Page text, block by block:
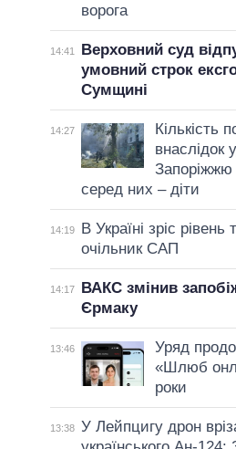
ворога
14:41
Верховний суд
умовний строк
Сумщині
14:27
Кількість
внаслідок
Запоріжжю
серед них – діти
14:19
В Україні зріс рівень
очільник САП
14:17
ВАКС змінив
Єрмаку
13:46
Уряд
«Шлюб
роки
13:38 У Лейпцигу дрон